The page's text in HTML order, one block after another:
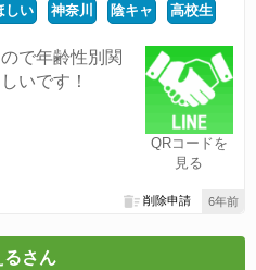
しい 神奈川 陰キャ 高校生
QRコードを
見る
で年齢性別関
いです！
6年前
削除申請
るさん